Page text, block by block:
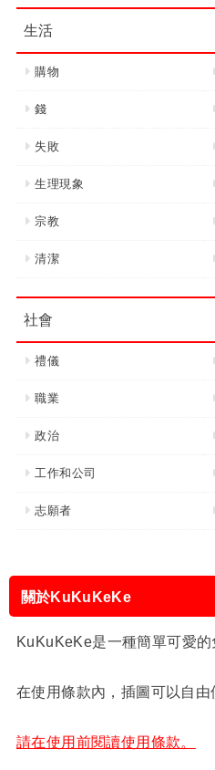
生活
購物
錢
失敗
生理現象
宗教
清潔
社會
禮儀
職業
政治
工作和公司
志願者
關於KuKuKeKe
KuKuKeKe是一種簡單可愛的
在使用條款內，插圖可以自由
請在使用前閱讀使用條款。